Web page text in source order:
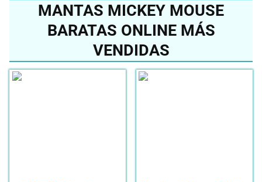
MANTAS MICKEY MOUSE
BARATAS ONLINE MÁS
VENDIDAS